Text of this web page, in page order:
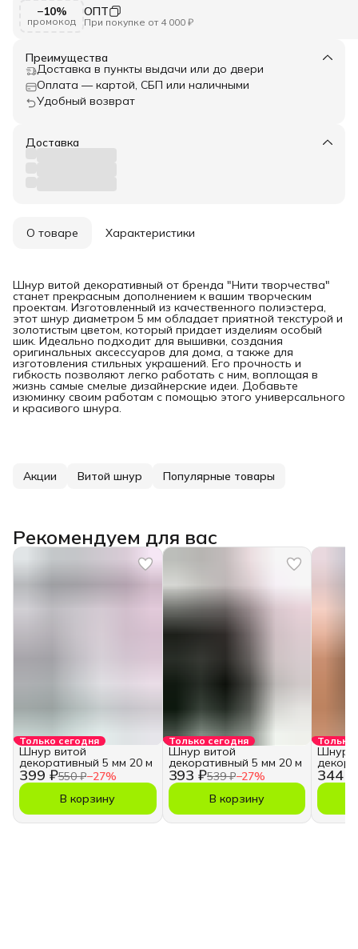
−10%
промокод
ОПТ
При покупке от 4 000 ₽
Преимущества
Доставка в пункты выдачи или до двери
Оплата — картой, СБП или наличными
Удобный возврат
Доставка
О товаре Характеристики
Шнур витой декоративный от бренда "Нити творчества"
станет прекрасным дополнением к вашим творческим
проектам. Изготовленный из качественного полиэстера,
этот шнур диаметром 5 мм обладает приятной текстурой и
золотистым цветом, который придает изделиям особый
шик. Идеально подходит для вышивки, создания
оригинальных аксессуаров для дома, а также для
изготовления стильных украшений. Его прочность и
гибкость позволяют легко работать с ним, воплощая в
жизнь самые смелые дизайнерские идеи. Добавьте
изюминку своим работам с помощью этого универсального
и красивого шнура.
Акции Витой шнур Популярные товары
Рекомендуем для вас
Только сегодня
399 ₽550 ₽−27%
Шнур витой
декоративный 5 мм 20 м
В корзину
Только сегодня
393 ₽539 ₽−27%
Шнур витой
декоративный 5 мм 20 м
В корзину
Только
344 ₽
Шнур